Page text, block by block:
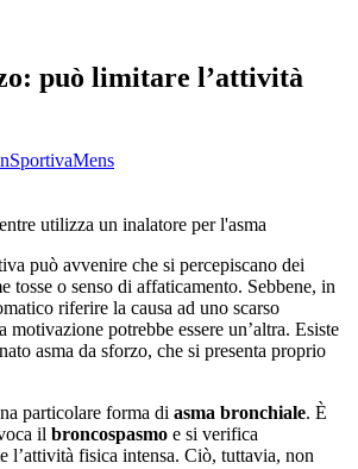
può limitare l’attività
può avvenire che si percepiscano dei
tosse o senso di affaticamento. Sebbene, in
riferire la causa ad uno scarso
motivazione potrebbe essere un’altra. Esiste
asma da sforzo, che si presenta proprio
particolare forma di asma bronchiale. È
il broncospasmo e si verifica
l’attività fisica intensa. Ciò, tuttavia, non